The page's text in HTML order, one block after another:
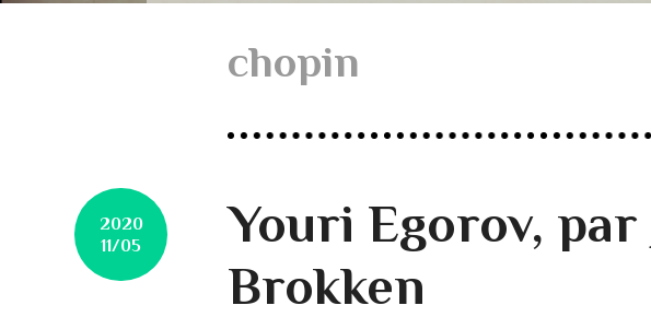
chopin
2020
11/05
Youri Egorov, par
Brokken